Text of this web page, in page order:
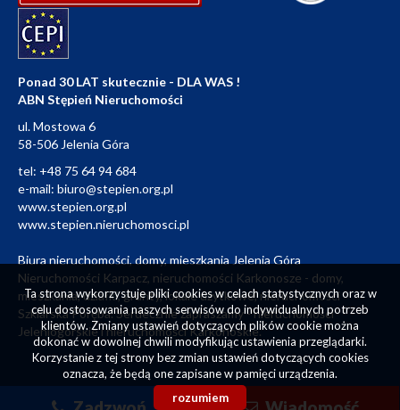
Ponad 30 LAT skutecznie - DLA WAS !
ABN Stępień Nieruchomości
ul. Mostowa 6
58-506 Jelenia Góra
tel: +48 75 64 94 684
e-mail: biuro@stepien.org.pl
www.stepien.org.pl
www.stepien.nieruchomosci.pl
Biura nieruchomości, domy, mieszkania Jelenia Góra
Nieruchomości Karpacz, nieruchomości Karkonosze - domy,
mieszkania, działki, grunty, lokale użytkowe, nieruchomości
Szklarska Poręba. Serdecznie zapraszamy - nieruchomości
Jeleniogórskie i nieruchomości Karkonoskie.
Projekt - Michał Stępień | Wykonanie Galactica
Ta strona wykorzystuje pliki cookies w celach statystycznych oraz w
celu dostosowania naszych serwisów do indywidualnych potrzeb
klientów. Zmiany ustawień dotyczących plików cookie można
dokonać w dowolnej chwili modyfikując ustawienia przeglądarki.
Korzystanie z tej strony bez zmian ustawień dotyczących cookies
oznacza, że będą one zapisane w pamięci urządzenia.
rozumiem